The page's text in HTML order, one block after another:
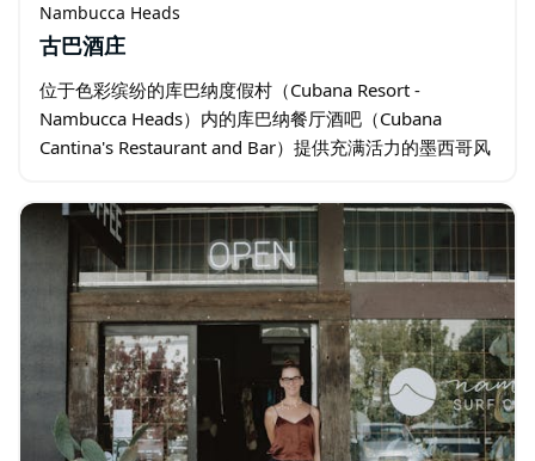
Nambucca Heads
古巴酒庄
位于色彩缤纷的库巴纳度假村（Cubana Resort -
Nambucca Heads）内的库巴纳餐厅酒吧（Cubana
Cantina's Restaurant and Bar）提供充满活力的墨西哥风